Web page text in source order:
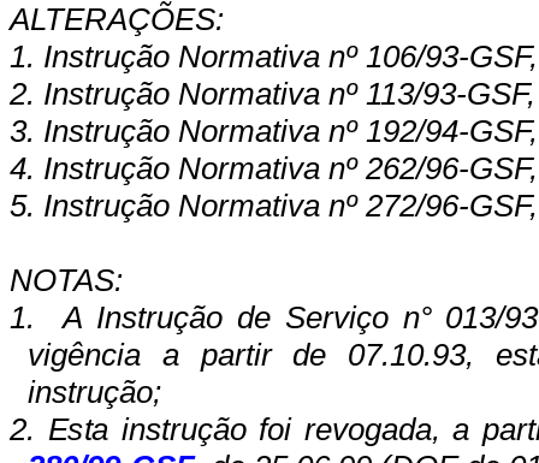
ALTERAÇÕES:
1. Instrução Normativa nº 106/93-
2. Instrução Normativa nº 113/93-
3. Instrução Normativa nº 192/94-
4. Instrução Normativa nº 262/96-
5. Instrução Normativa nº 272/96-
NOTAS:
1.
A Instrução de Serviço n° 013/
vigência a partir de 07.10.93,
instrução;
2. Esta instrução foi revogada, a